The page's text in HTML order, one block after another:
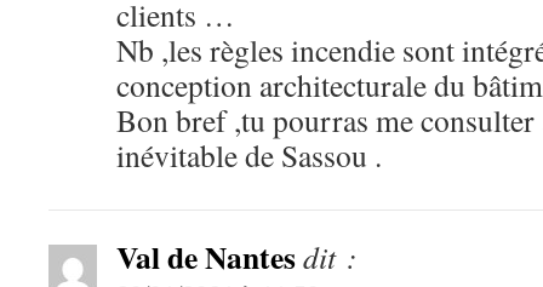
clients …
Nb ,les règles incendie sont
conception architecturale du
Bon bref ,tu pourras me consulter
inévitable de Sassou .
Val de Nantesdit :